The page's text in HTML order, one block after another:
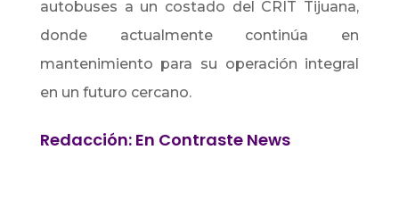
autobuses a un costado del CRIT Tijuana,
donde actualmente continúa en
mantenimiento para su operación integral
en un futuro cercano.
Redacción: En Contraste News